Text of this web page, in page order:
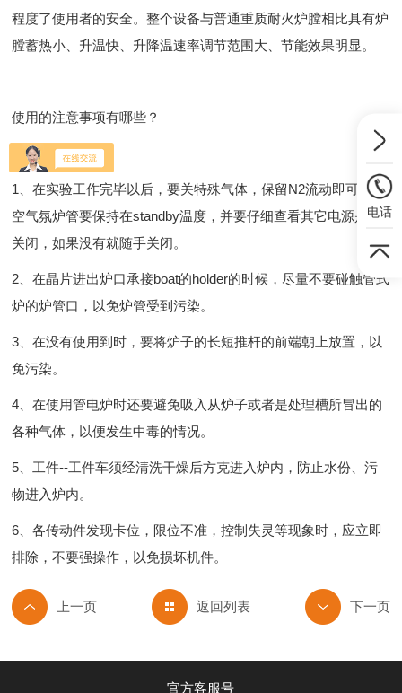
程度了使用者的安全。整个设备与普通重质耐火炉膛相比具有炉
膛蓄热小、升温快、升降温速率调节范围大、节能效果明显。
使用的注意事项有哪些？
1、在实验工作完毕以后，要关特殊气体，保留N2流动即可。真
空气氛炉管要保持在standby温度，并要仔细查看其它电源是否
关闭，如果没有就随手关闭。
2、在晶片进出炉口承接boat的holder的时候，尽量不要碰触管式
炉的炉管口，以免炉管受到污染。
3、在没有使用到时，要将炉子的长短推杆的前端朝上放置，以
免污染。
4、在使用管电炉时还要避免吸入从炉子或者是处理槽所冒出的
各种气体，以便发生中毒的情况。
5、工件--工件车须经清洗干燥后方克进入炉内，防止水份、污
物进入炉内。
6、各传动件发现卡位，限位不准，控制失灵等现象时，应立即
排除，不要强操作，以免损坏机件。
返回列表
官方客服号
电话